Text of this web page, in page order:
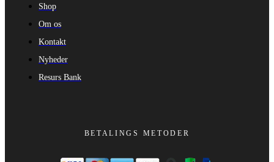
Shop
Om os
Kontakt
Nyheder
Resurs Bank
BETALINGS METODER